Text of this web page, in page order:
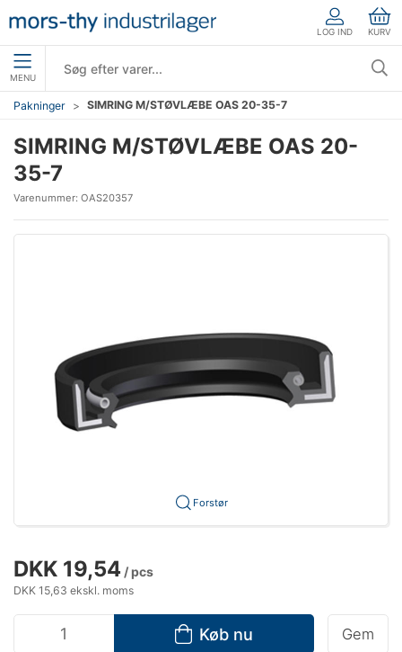
LOG IND KURV
MENU
Pakninger SIMRING M/STØVLÆBE OAS 20-35-7
SIMRING M/STØVLÆBE OAS 20-
35-7
Varenummer: OAS20357
Forstør
DKK 19,54 / pcs
DKK 15,63 ekskl. moms
Køb nu Gem